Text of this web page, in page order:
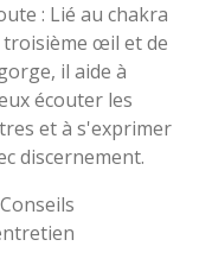
: Lié au chakra
troisième œil et de
il aide à
écouter les
et à s'exprimer
discernement.